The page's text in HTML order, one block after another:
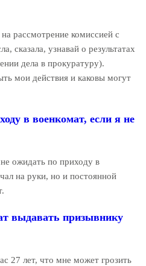
рассмотрение комиссией с
сказала, узнавай о результатах
дела в прокуратуру).
мои действия и каковы могут
в военкомат, если я не
ожидать по приходу в
на руки, но и постоянной
выдавать призывнику
27 лет, что мне может грозить